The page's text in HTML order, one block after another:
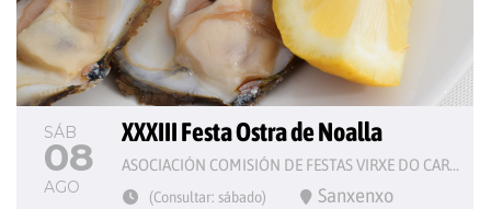
SÁB
08
AGO
XXXIII Festa Ostra de Noalla
ASOCIACIÓN COMISIÓN DE FESTAS VIRXE DO CARME
(Consultar: sábado) Sanxenxo